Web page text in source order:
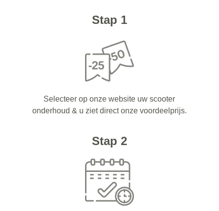
Stap 1
Selecteer op onze website uw scooter
onderhoud & u ziet direct onze voordeelprijs.
Stap 2